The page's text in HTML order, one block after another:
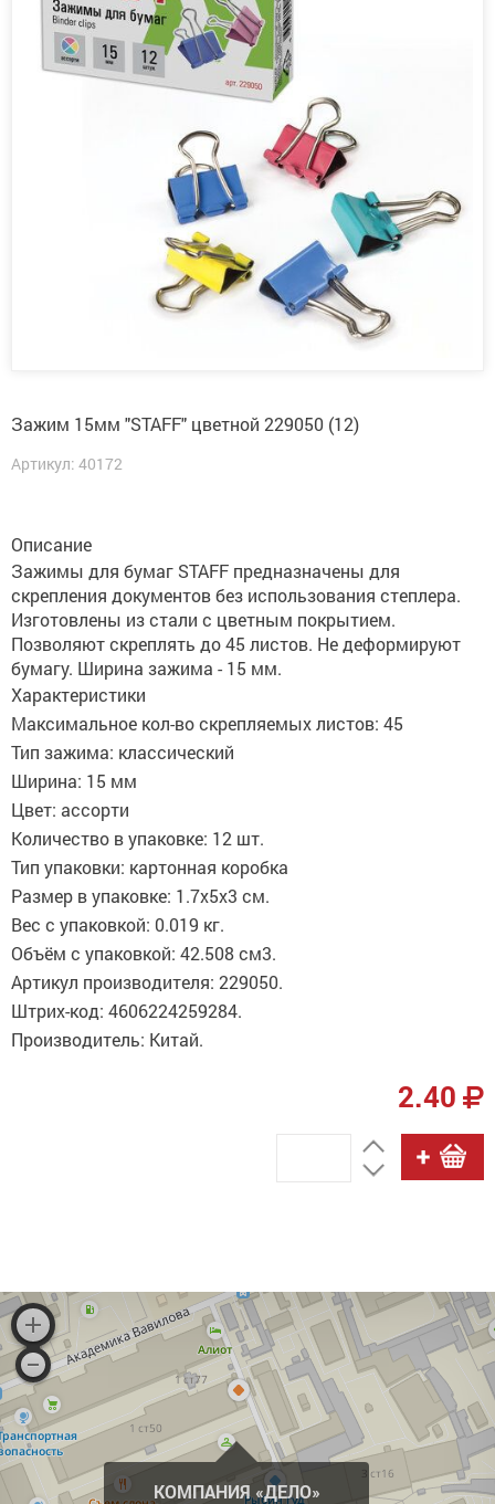
Зажим 15мм "STAFF" цветной 229050 (12)
Артикул: 40172
Описание
Зажимы для бумаг STAFF предназначены для
скрепления документов без использования степлера.
Изготовлены из стали с цветным покрытием.
Позволяют скреплять до 45 листов. Не деформируют
бумагу. Ширина зажима - 15 мм.
Характеристики
Максимальное кол-во скрепляемых листов: 45
Тип зажима: классический
Ширина: 15 мм
Цвет: ассорти
Количество в упаковке: 12 шт.
Тип упаковки: картонная коробка
Размер в упаковке: 1.7x5x3 см.
Вес с упаковкой: 0.019 кг.
Объём с упаковкой: 42.508 см3.
Артикул производителя: 229050.
Штрих-код: 4606224259284.
Производитель: Китай.
2.40
КОМПАНИЯ «ДЕЛО»